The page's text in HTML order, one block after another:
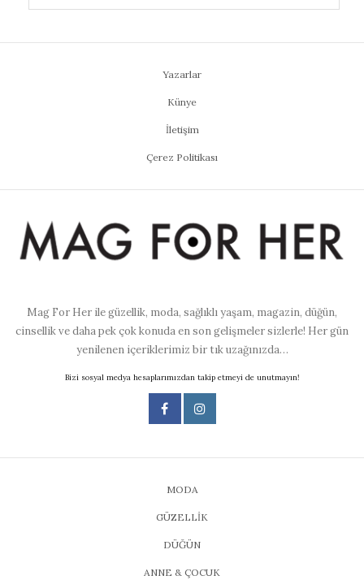
Yazarlar
Künye
İletişim
Çerez Politikası
Mag For Her ile güzellik, moda, sağlıklı yaşam, magazin, düğün,
cinsellik ve daha pek çok konuda en son gelişmeler sizlerle! Her gün
yenilenen içeriklerimiz bir tık uzağınızda…
Bizi sosyal medya hesaplarımızdan takip etmeyi de unutmayın!
MODA
GÜZELLİK
DÜĞÜN
ANNE & ÇOCUK